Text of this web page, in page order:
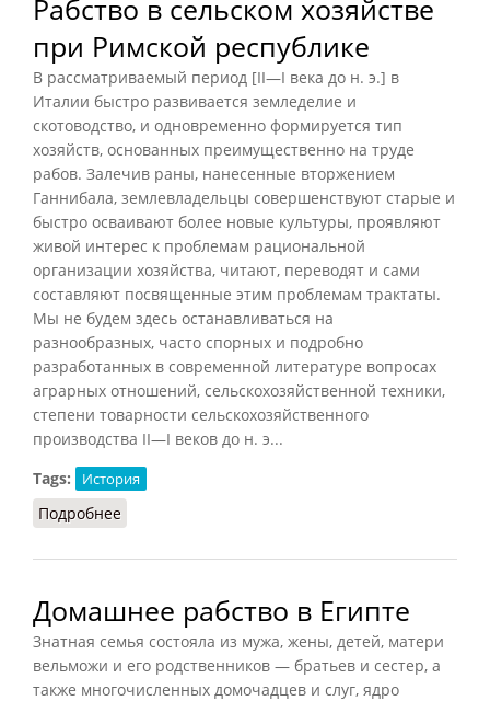
Рабство в сельском хозяйстве
при Римской республике
В рассматриваемый период [II—I века до н. э.] в
Италии быстро развивается земледелие и
скотоводство, и одновременно формируется тип
хозяйств, основанных преимущественно на труде
рабов. Залечив раны, нанесенные вторжением
Ганнибала, землевладельцы совершенствуют старые и
быстро осваивают более новые культуры, проявляют
живой интерес к проблемам рациональной
организации хозяйства, читают, переводят и сами
составляют посвященные этим проблемам трактаты.
Мы не будем здесь останавливаться на
разнообразных, часто спорных и подробно
разработанных в современной литературе вопросах
аграрных отношений, сельскохозяйственной техники,
степени товарности сельскохозяйственного
производства II—I веков до н. э...
Tags:
История
Подробнее
Домашнее рабство в Египте
Знатная семья состояла из мужа, жены, детей, матери
вельможи и его родственников — братьев и сестер, а
также многочисленных домочадцев и слуг, ядро